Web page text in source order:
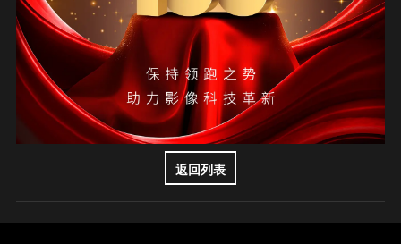
返回列表